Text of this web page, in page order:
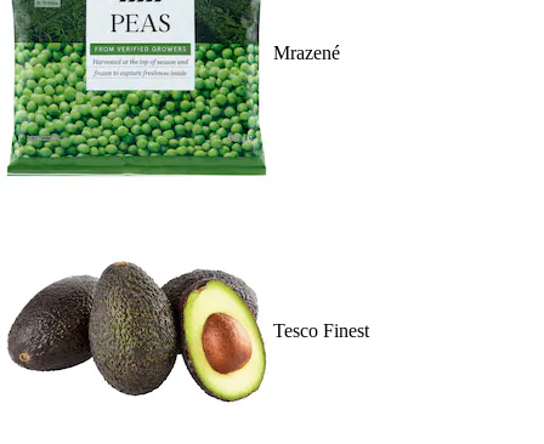
Mrazené
Tesco Finest